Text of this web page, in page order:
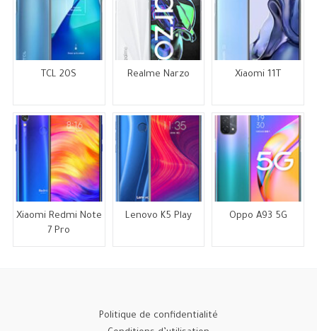
TCL 20S Realme Narzo Xiaomi 11T
Xiaomi Redmi Note
7 Pro
Lenovo K5 Play Oppo A93 5G
Politique de confidentialité